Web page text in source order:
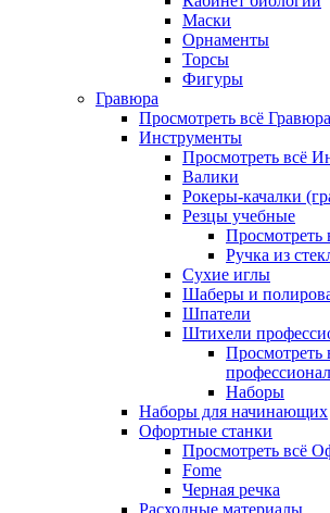
Маски
Орнаменты
Торсы
Фигуры
Гравюра
Просмотреть всё Гравюра
Инструменты
Просмотреть всё
Валики
Рокеры-качалки
Резцы учебные
Просмотреть
Ручка из
Сухие иглы
Шаберы и
Шпатели
Штихели
Просмотреть
Наборы
Наборы для начинающих
Офортные станки
Просмотреть всё
Fome
Черная речка
Расходные материалы